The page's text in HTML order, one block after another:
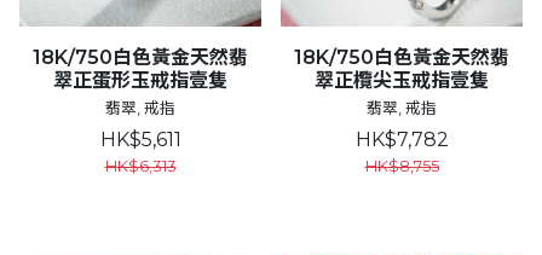
18K/750白色黃金天然翡
翠正蛋形玉戒指壹隻
翡翠, 戒指
HK$5,611
HK$6,313
18K/750白色黃金天然翡
翠正欖尖玉戒指壹隻
翡翠, 戒指
HK$7,782
HK$8,755